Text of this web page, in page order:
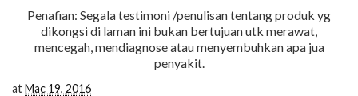
Penafian: Segala testimoni /penulisan tentang produk yg
dikongsi di laman ini bukan bertujuan utk merawat,
mencegah, mendiagnose atau menyembuhkan apa jua
penyakit.
atMac 19, 2016